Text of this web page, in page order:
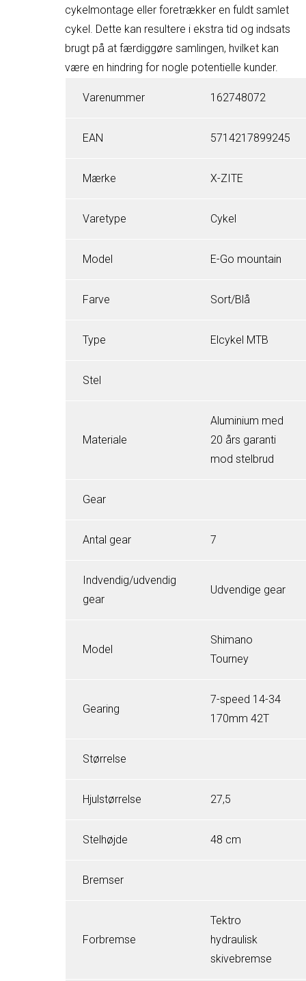
cykelmontage eller foretrækker en fuldt samlet
cykel. Dette kan resultere i ekstra tid og indsats
brugt på at færdiggøre samlingen, hvilket kan
være en hindring for nogle potentielle kunder.
Varenummer 162748072
EAN 5714217899245
Mærke X-ZITE
Varetype Cykel
Model E-Go mountain
Farve Sort/Blå
Type Elcykel MTB
Stel
Materiale
Aluminium med
20 års garanti
mod stelbrud
Gear
Antal gear 7
Indvendig/udvendig
gear
Udvendige gear
Model
Shimano
Tourney
Gearing
7-speed 14-34
170mm 42T
Størrelse
Hjulstørrelse 27,5
Stelhøjde 48 cm
Bremser
Forbremse
Tektro
hydraulisk
skivebremse